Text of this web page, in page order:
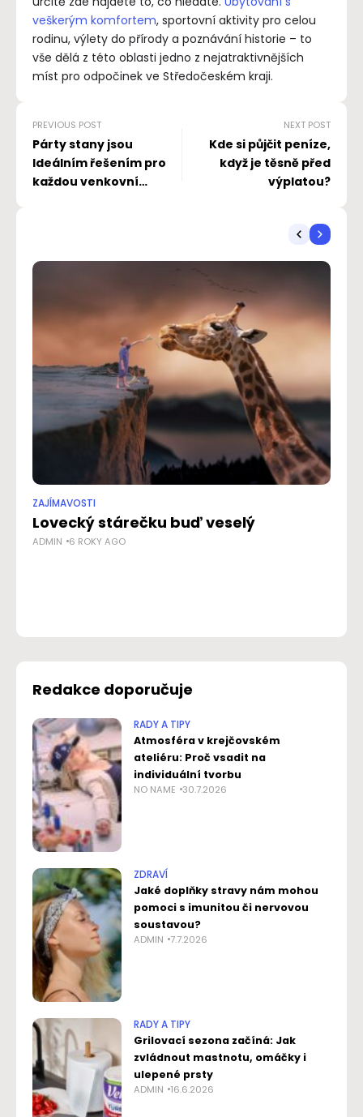
veškerým komfortem, sportovní aktivity pro celou
rodinu, výlety do přírody a poznávání historie – to
vše dělá z této oblasti jedno z nejatraktivnějších
míst pro odpočinek ve Středočeském kraji.
PREVIOUS POST
Párty stany jsou
Ideálním řešením pro
každou venkovní
NEXT POST
Kde si půjčit peníze,
když je těsně před
výplatou?
ZAJÍMAVOSTI
Lovecký stárečku buď veselý
ADMIN 6 ROKY AGO
Redakce doporučuje
RADY A TIPY
Atmosféra v krejčovském
ateliéru: Proč vsadit na
individuální tvorbu
NO NAME 30.7.2026
ZDRAVÍ
Jaké doplňky stravy nám mohou
pomoci s imunitou či nervovou
soustavou?
ADMIN 7.7.2026
RADY A TIPY
Grilovací sezona začíná: Jak
zvládnout mastnotu, omáčky i
ulepené prsty
ADMIN 16.6.2026